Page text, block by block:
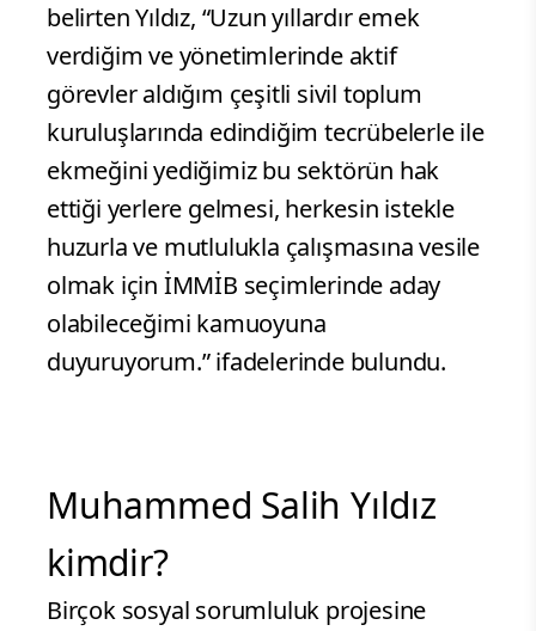
belirten Yıldız, “Uzun yıllardır emek
verdiğim ve yönetimlerinde aktif
görevler aldığım çeşitli sivil toplum
kuruluşlarında edindiğim tecrübelerle ile
ekmeğini yediğimiz bu sektörün hak
ettiği yerlere gelmesi, herkesin istekle
huzurla ve mutlulukla çalışmasına vesile
olmak için İMMİB seçimlerinde aday
olabileceğimi kamuoyuna
duyuruyorum.” ifadelerinde bulundu.
Muhammed Salih Yıldız
kimdir?
Birçok sosyal sorumluluk projesine